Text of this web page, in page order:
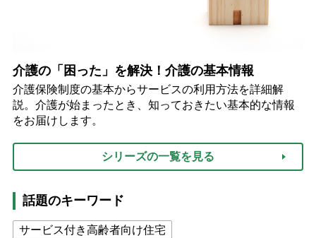
介護の「困った」を解決！介護の基本情報
介護保険制度の基本からサービスの利用方法を詳細解
説。介護が始まったとき、知っておきたい基本的な情報
をお届けします。
シリーズの一覧を見る
話題のキーワード
サービス付き高齢者向け住宅